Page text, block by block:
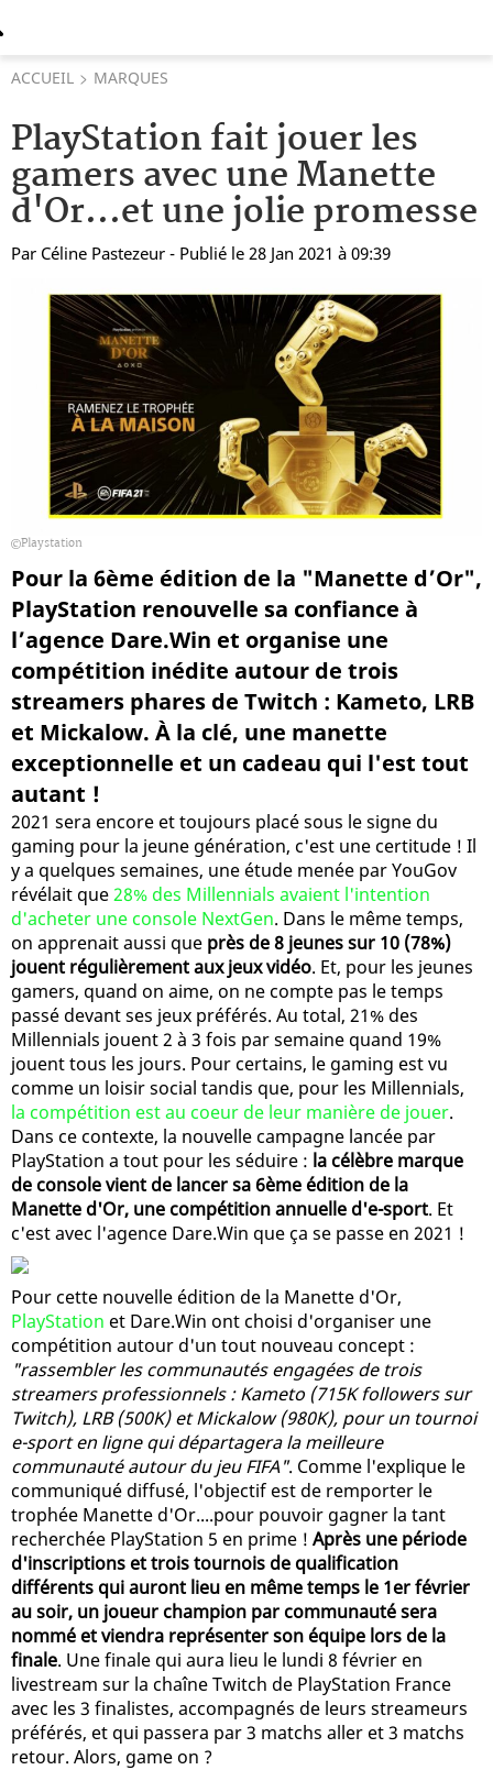
ACCUEIL MARQUES
PlayStation fait jouer les
gamers avec une Manette
d'Or...et une jolie promesse
Par Céline Pastezeur - Publié le 28 Jan 2021 à 09:39
Playstation
Pour la 6ème édition de la "Manette d’Or",
PlayStation renouvelle sa confiance à
l’agence Dare.Win et organise une
compétition inédite autour de trois
streamers phares de Twitch : Kameto, LRB
et Mickalow. À la clé, une manette
exceptionnelle et un cadeau qui l'est tout
autant !
2021 sera encore et toujours placé sous le signe du
gaming pour la jeune génération, c'est une certitude ! Il
y a quelques semaines, une étude menée par YouGov
révélait que28% des Millennials avaient l'intention
d'acheter une console NextGen. Dans le même temps,
on apprenait aussi que près de 8 jeunes sur 10 (78%)
jouent régulièrement aux jeux vidéo. Et, pour les jeunes
gamers, quand on aime, on ne compte pas le temps
passé devant ses jeux préférés. Au total, 21% des
Millennials jouent 2 à 3 fois par semaine quand 19%
jouent tous les jours. Pour certains, le gaming est vu
comme un loisir social tandis que, pour les Millennials,
la compétition est au coeur de leur manière de jouer.
Dans ce contexte, la nouvelle campagne lancée par
PlayStation a tout pour les séduire : la célèbre marque
de console vient de lancer sa 6ème édition de la
Manette d'Or, une compétition annuelle d'e-sport. Et
c'est avec l'agence Dare.Win que ça se passe en 2021 !
Pour cette nouvelle édition de la Manette d'Or,
PlayStation et Dare.Win ont choisi d'organiser une
compétition autour d'un tout nouveau concept :
"rassembler les communautés engagées de trois
streamers professionnels : Kameto (715K followers sur
Twitch), LRB (500K) et Mickalow (980K), pour un tournoi
e-sport en ligne qui départagera la meilleure
communauté autour du jeu FIFA". Comme l'explique le
communiqué diffusé, l'objectif est de remporter le
trophée Manette d'Or....pour pouvoir gagner la tant
recherchée PlayStation 5 en prime ! Après une période
d'inscriptions et trois tournois de qualification
différents qui auront lieu en même temps le 1er février
au soir, un joueur champion par communauté sera
nommé et viendra représenter son équipe lors de la
finale. Une finale qui aura lieu le lundi 8 février en
livestream sur la chaîne Twitch de PlayStation France
avec les 3 finalistes, accompagnés de leurs streameurs
préférés, et qui passera par 3 matchs aller et 3 matchs
retour. Alors, game on ?